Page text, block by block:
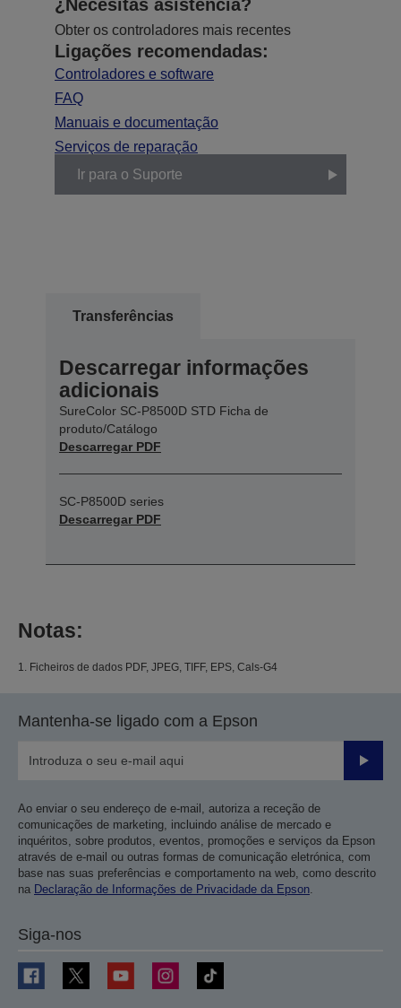
¿Necesitas asistencia?
Obter os controladores mais recentes
Ligações recomendadas:
Controladores e software
FAQ
Manuais e documentação
Serviços de reparação
Ir para o Suporte
Transferências
Descarregar informações
adicionais
SureColor SC-P8500D STD Ficha de
produto/Catálogo
Descarregar PDF
SC-P8500D series
Descarregar PDF
Notas:
1. Ficheiros de dados PDF, JPEG, TIFF, EPS, Cals-G4
Mantenha-se ligado com a Epson
Enviar
Ao enviar o seu endereço de e-mail, autoriza a receção de
comunicações de marketing, incluindo análise de mercado e
inquéritos, sobre produtos, eventos, promoções e serviços da Epson
através de e-mail ou outras formas de comunicação eletrónica, com
base nas suas preferências e comportamento na web, como descrito
na Declaração de Informações de Privacidade da Epson
Siga-nos